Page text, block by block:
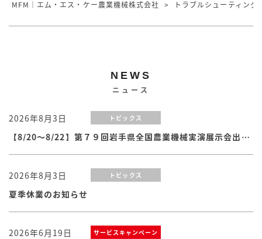
MFM｜エム・エス・ケー農業機械株式会社 > トラブルシューティング
NEWS
ニュース
2026年8月3日 トピックス
【8/20～8/22】第７９回岩手県全国農業機械実演展示会出展のお知らせ
2026年8月3日 トピックス
夏季休業のお知らせ
2026年6月19日 サービスキャンペーン